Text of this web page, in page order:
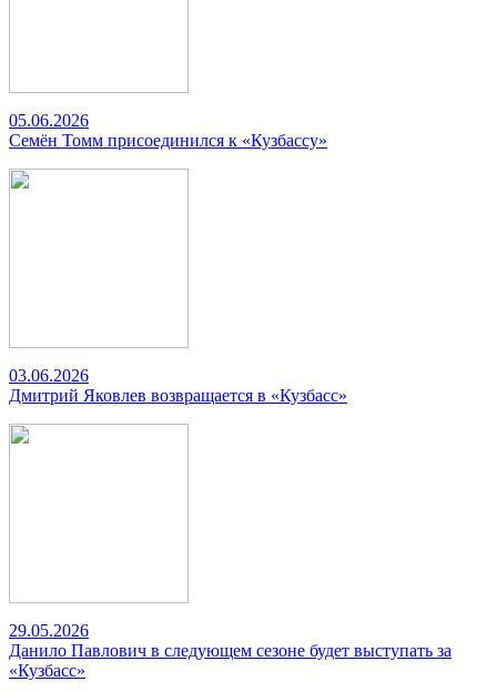
05.06.2026
Семён Томм присоединился к «Кузбассу»
03.06.2026
Дмитрий Яковлев возвращается в «Кузбасс»
29.05.2026
Данило Павлович в следующем сезоне будет выступать за
«Кузбасс»